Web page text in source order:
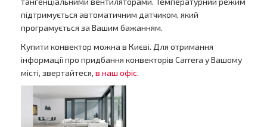
підтримується автоматичним датчиком, який
програмується за Вашим бажанням.
Купити конвектор можна в Києві. Для отримання
інформації про придбання конвекторів Carrera у Вашому
місті, звертайтеся, в наш офіс.